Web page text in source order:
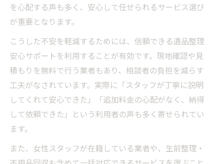
遺品整理で信頼できるサポート選びのポイ
ント
費用相場と手続きの具体的なポイント解説
遺品整理の費用相場と安心サポートの違い
遺品整理費用を抑える手続きと比較方法
遺品整理にかかる費用項目とポイント解説
遺品整理安心サポート活用で費用を最適化
遺品整理の見積もり比較で賢く選ぶ方法
遺品整理で心身の負担を減らす工夫と安心
を心配する声も多く、安心して任せられるサービス選び
が重要となります。
こうした不安を軽減するためには、信頼できる遺品整理
安心サポートを利用することが有効です。現地確認や見
積もりを無料で行う業者もあり、相談者の負担を減らす
工夫がなされています。実際に「スタッフが丁寧に説明
してくれて安心できた」「追加料金の心配がなく、納得
して依頼できた」という利用者の声も多く寄せられてい
ます。
また、女性スタッフが在籍している業者や、生前整理・